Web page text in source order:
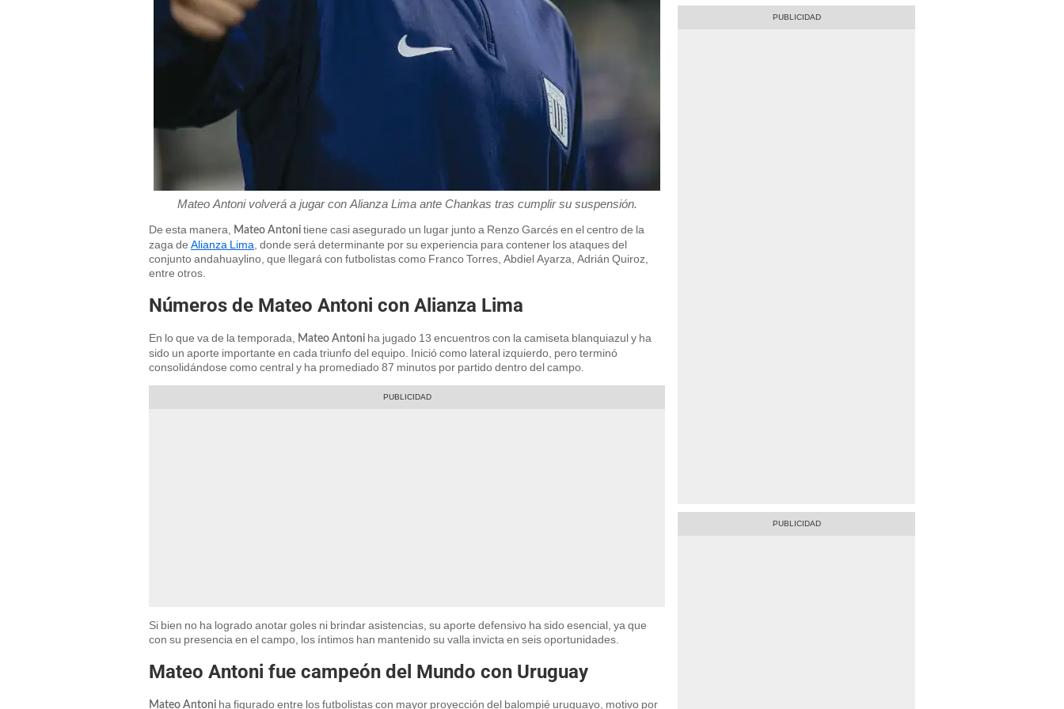
Mateo Antoni volverá a jugar con Alianza Lima ante Chankas tras cumplir su suspensión.
De esta manera, Mateo Antoni tiene casi asegurado un lugar junto a Renzo Garcés en el centro de la
zaga de Alianza Lima, donde será determinante por su experiencia para contener los ataques del
conjunto andahuaylino, que llegará con futbolistas como Franco Torres, Abdiel Ayarza, Adrián Quiroz,
entre otros.
Números de Mateo Antoni con Alianza Lima
En lo que va de la temporada, Mateo Antoni ha jugado 13 encuentros con la camiseta blanquiazul y ha
sido un aporte importante en cada triunfo del equipo. Inició como lateral izquierdo, pero terminó
consolidándose como central y ha promediado 87 minutos por partido dentro del campo.
Si bien no ha logrado anotar goles ni brindar asistencias, su aporte defensivo ha sido esencial, ya que
con su presencia en el campo, los íntimos han mantenido su valla invicta en seis oportunidades.
Mateo Antoni fue campeón del Mundo con Uruguay
Mateo Antoni ha figurado entre los futbolistas con mayor proyección del balompié uruguayo, motivo por